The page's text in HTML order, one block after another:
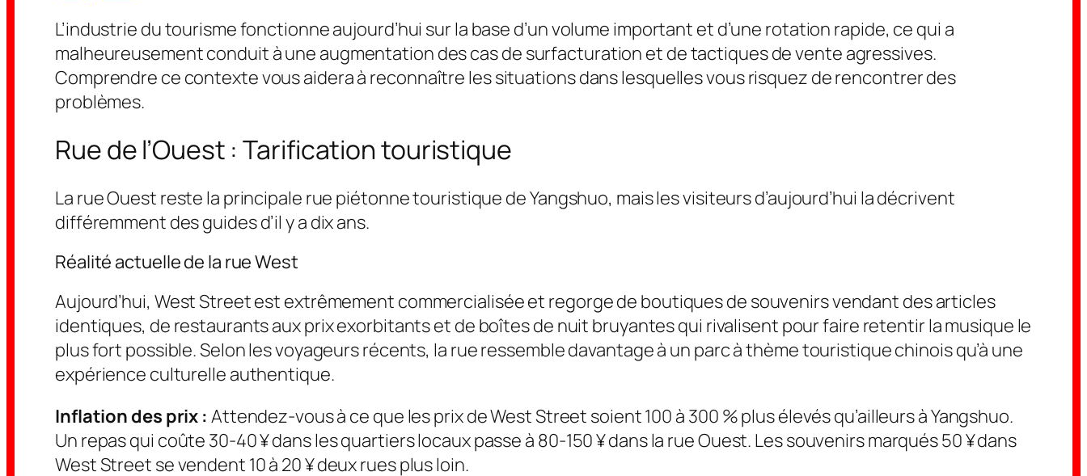
L’industrie du tourisme fonctionne aujourd’hui sur la base d’un volume important et d’une rotation rapide, ce qui a
malheureusement conduit à une augmentation des cas de surfacturation et de tactiques de vente agressives.
Comprendre ce contexte vous aidera à reconnaître les situations dans lesquelles vous risquez de rencontrer des
problèmes.
Rue de l’Ouest : Tarification touristique
La rue Ouest reste la principale rue piétonne touristique de Yangshuo, mais les visiteurs d’aujourd’hui la décrivent
différemment des guides d’il y a dix ans.
Réalité actuelle de la rue West
Aujourd’hui, West Street est extrêmement commercialisée et regorge de boutiques de souvenirs vendant des articles
identiques, de restaurants aux prix exorbitants et de boîtes de nuit bruyantes qui rivalisent pour faire retentir la musique le
plus fort possible. Selon les voyageurs récents, la rue ressemble davantage à un parc à thème touristique chinois qu’à une
expérience culturelle authentique.
Inflation des prix : Attendez-vous à ce que les prix de West Street soient 100 à 300 % plus élevés qu’ailleurs à Yangshuo.
Un repas qui coûte 30-40 ¥ dans les quartiers locaux passe à 80-150 ¥ dans la rue Ouest. Les souvenirs marqués 50 ¥ dans
West Street se vendent 10 à 20 ¥ deux rues plus loin.